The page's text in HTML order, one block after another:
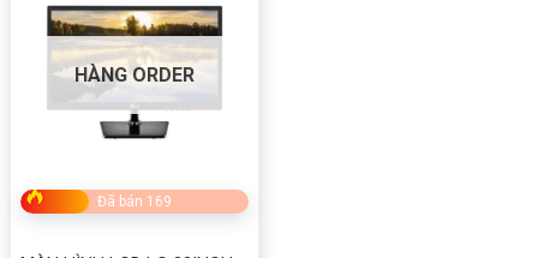
HÀNG ORDER
Đã bán 169